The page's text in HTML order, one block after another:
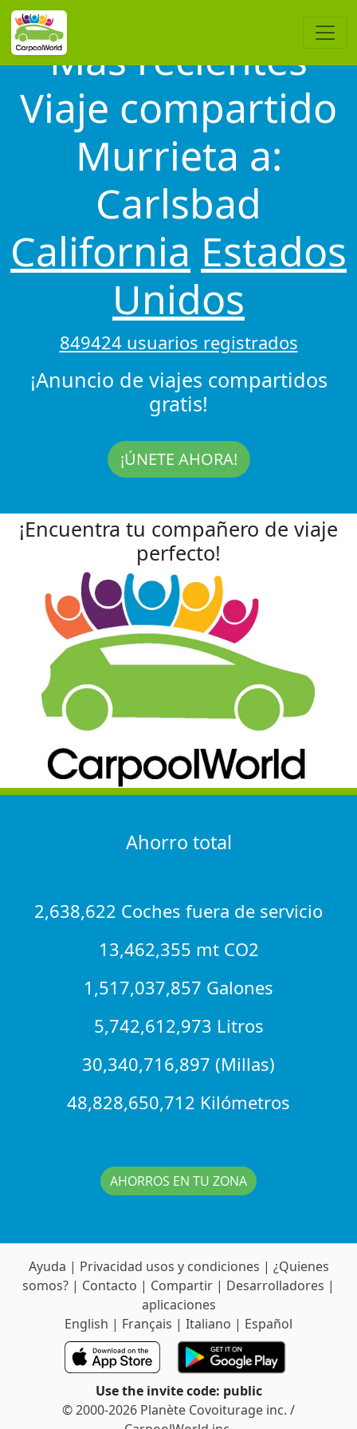
Más recientes
Viaje compartido
Murrieta a:
Carlsbad
California Estados
Unidos
849424 usuarios registrados
¡Anuncio de viajes compartidos
gratis!
¡ÚNETE AHORA!
¡Encuentra tu compañero de viaje
perfecto!
Ahorro total
2,638,622 Coches fuera de servicio
13,462,355 mt CO2
1,517,037,857 Galones
5,742,612,973 Litros
30,340,716,897 (Millas)
48,828,650,712 Kilómetros
AHORROS EN TU ZONA
Ayuda | Privacidad usos y condiciones | ¿Quienes
somos? | Contacto | Compartir | Desarrolladores |
aplicaciones
English | Français | Italiano | Español
Use the invite code: public
© 2000-2026 Planète Covoiturage inc. /